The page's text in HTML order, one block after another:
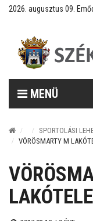
2026. augusztus 09.
MENÜ
SPORTOLÁSI
VÖRÖSMARTY M